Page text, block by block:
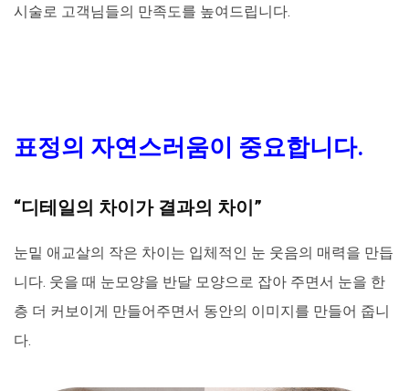
시술로 고객님들의 만족도를 높여드립니다.
표정의 자연스러움이 중요합니다.
“디테일의 차이가 결과의 차이”
눈밑 애교살의 작은 차이는 입체적인 눈 웃음의 매력을 만듭
니다. 웃을 때 눈모양을 반달 모양으로 잡아 주면서 눈을 한
층 더 커보이게 만들어주면서 동안의 이미지를 만들어 줍니
다.